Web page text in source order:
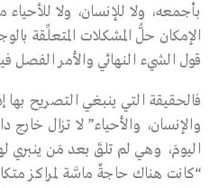
بأجمعه، ولا للإنسان، ولا
الإمكان حلُّ المشكلات المتعلِّقة
قول الشيء النهائي والأمر الفصل
فالحقيقة التي ينبغي التصريح بها
والإنسان، والأحياء” لا تزال خارج
اليومَ، وهي لم تلقَ بعد مَن ينبري
“كانت هناك حاجةٌ ماسَّة لمراكز